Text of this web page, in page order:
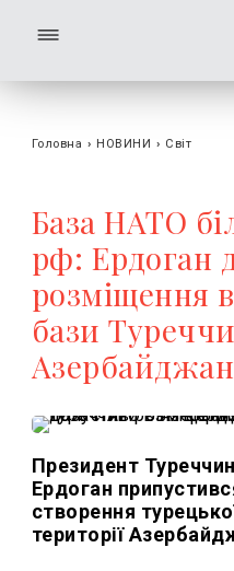
Головна › НОВИНИ › Світ
База НАТО
рф: Ердоган
розміщення
бази
Президент
Ердоган
створення
території